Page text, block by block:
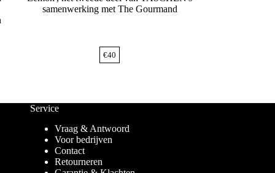
samenwerking met The Gourmand
€40
Service
Vraag & Antwoord
Voor bedrijven
Contact
Retourneren